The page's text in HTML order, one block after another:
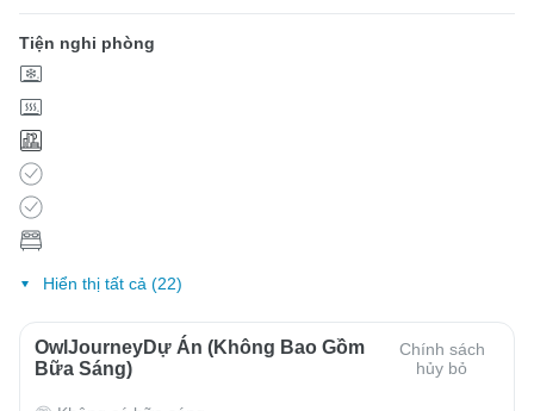
Tiện nghi phòng
Hiển thị tất cả (22)
OwlJourneyDự Án (Không Bao Gồm
Bữa Sáng)
Chính sách
hủy bỏ